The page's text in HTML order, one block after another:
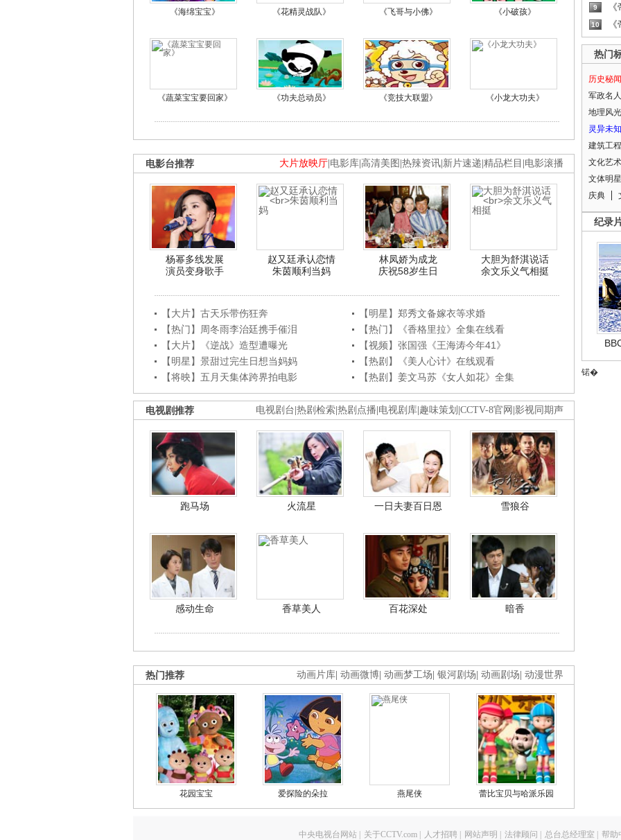
《海绵宝宝》 《花精灵战队》 《飞哥与小佛》 《小破孩》
《蔬菜宝宝要回家》 《功夫总动员》 《竞技大联盟》 《小龙大功夫》
大片放映厅 电影库 高清美图 热辣资讯 新片速递 精品栏目 电影滚播
电影台推荐
杨幂多线发展
演员变身歌手
赵又廷承认恋情
朱茵顺利当妈
林凤娇为成龙
庆祝58岁生日
大胆为舒淇说话
余文乐义气相挺
【大片】古天乐带伤狂奔
【明星】郑秀文备嫁衣等求婚
【热门】周冬雨李治廷携手催泪
【热门】《香格里拉》全集在线看
【大片】《逆战》造型遭曝光
【视频】张国强《王海涛今年41》
【明星】景甜过完生日想当妈妈
【热剧】《美人心计》在线观看
【将映】五月天集体跨界拍电影
【热剧】姜文马苏《女人如花》全集
电视剧台 热剧检索 热剧点播 电视剧库 趣味策划 CCTV-8官网 影视同期声
电视剧推荐
跑马场 火流星 一日夫妻百日恩 雪狼谷
感动生命 香草美人 百花深处 暗香
动画片库 动画微博 动画梦工场 银河剧场 动画剧场 动漫世界
热门推荐
花园宝宝 爱探险的朵拉 燕尾侠 蕾比宝贝与哈派乐园
9
10
热门
历史秘闻
军政名人
地理风光
灵异未知
建筑工程
文化艺术
文体明星
庆典
纪录
锘�
中央电视台网站 关于CCTV.com 人才招聘 网站声明 法律顾问 总台总经理室 帮助